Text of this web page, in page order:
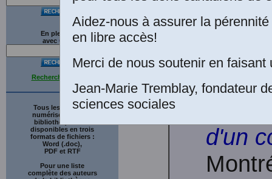
En plein texte
avec G gle
Recherche avancée
Tous les ouvrages
numérisés de cette
bibliothèque sont
disponibles en trois
formats de fichiers :
Word (.doc),
PDF et RTF
Pour une liste
complète des auteurs
des
dans
d'un
Aidez-nous à assurer la
en libre accès!
Merci de nous soutenir en faisant
Jean-Marie Tremblay, fondateur
sciences sociales